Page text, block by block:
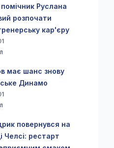
Руслана
розпочати
кар'єру
має шанс знову
Динамо
повернувся на
Челсі: рестарт